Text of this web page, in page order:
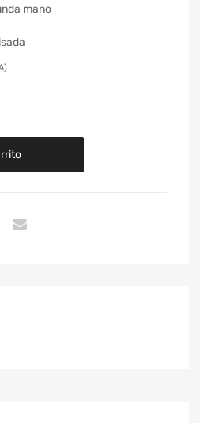
mano